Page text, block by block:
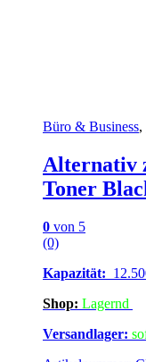
Büro & Business,
Alternativ
Toner
0 von 5
(0)
Kapazität:
Shop: Lagernd
Versandlager: